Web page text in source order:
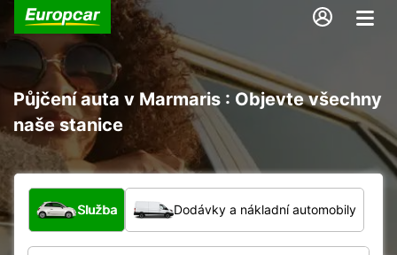
Půjčení auta v Marmaris : Objevte všechny
naše stanice
Jaký typ vozidla?
Služba Dodávky a nákladní automobily